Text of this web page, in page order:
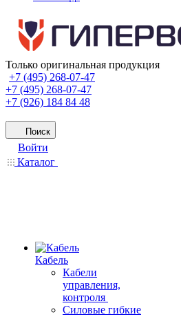
Только оригинальная продукция
+7 (495) 268-07-47
+7 (495) 268-07-47
+7 (926) 184 84 48
Поиск
Войти
Каталог
Кабель
Кабели
управления,
контроля
Силовые гибкие